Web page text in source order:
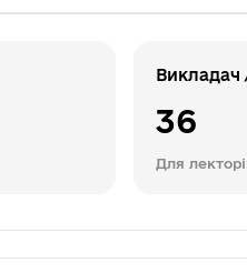
Викладач
36
Для